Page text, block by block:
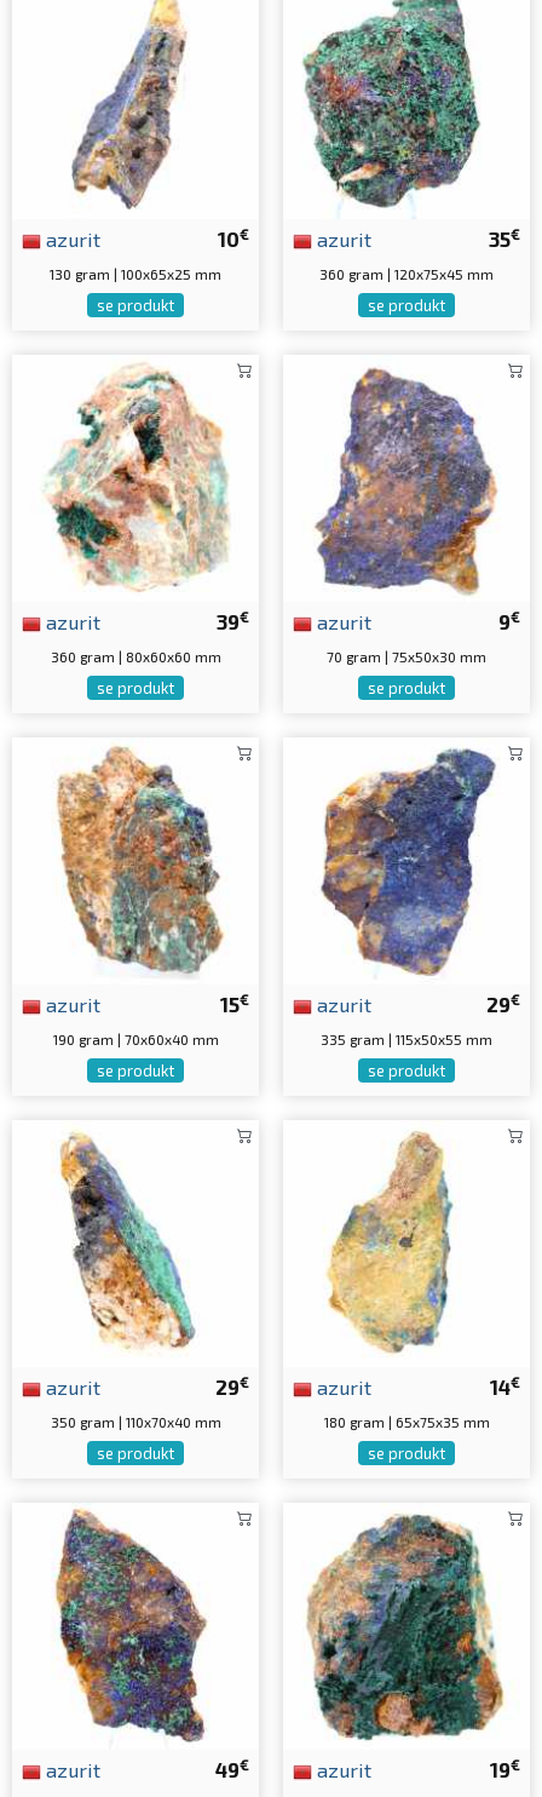
10€
azurit
130 gram | 100x65x25 mm
se produkt
35€
azurit
360 gram | 120x75x45 mm
se produkt
39€
azurit
360 gram | 80x60x60 mm
se produkt
9€
azurit
70 gram | 75x50x30 mm
se produkt
15€
azurit
190 gram | 70x60x40 mm
se produkt
29€
azurit
335 gram | 115x50x55 mm
se produkt
29€
azurit
350 gram | 110x70x40 mm
se produkt
14€
azurit
180 gram | 65x75x35 mm
se produkt
49€
azurit 19€
azurit